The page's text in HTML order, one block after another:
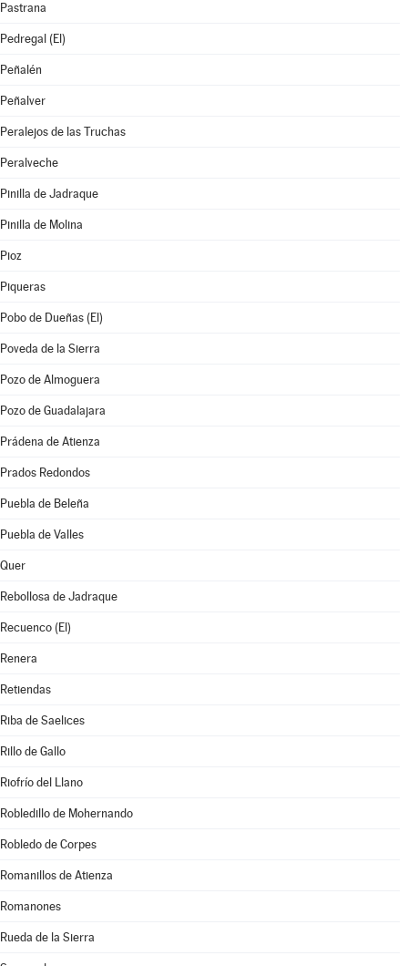
Pastrana
Pedregal (El)
Peñalén
Peñalver
Peralejos de las Truchas
Peralveche
Pinilla de Jadraque
Pinilla de Molina
Pioz
Piqueras
Pobo de Dueñas (El)
Poveda de la Sierra
Pozo de Almoguera
Pozo de Guadalajara
Prádena de Atienza
Prados Redondos
Puebla de Beleña
Puebla de Valles
Quer
Rebollosa de Jadraque
Recuenco (El)
Renera
Retiendas
Riba de Saelices
Rillo de Gallo
Riofrío del Llano
Robledillo de Mohernando
Robledo de Corpes
Romanillos de Atienza
Romanones
Rueda de la Sierra